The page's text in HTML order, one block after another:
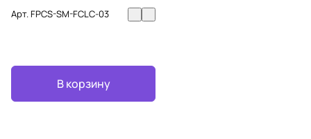
Арт.FPCS-SM-FCLC-03
В корзину